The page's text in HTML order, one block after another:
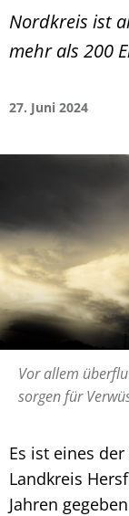
Nordkreis ist
mehr als 200
27. Juni 2024
Vor allem
sorgen für
Es ist eines
Landkreis
Jahren